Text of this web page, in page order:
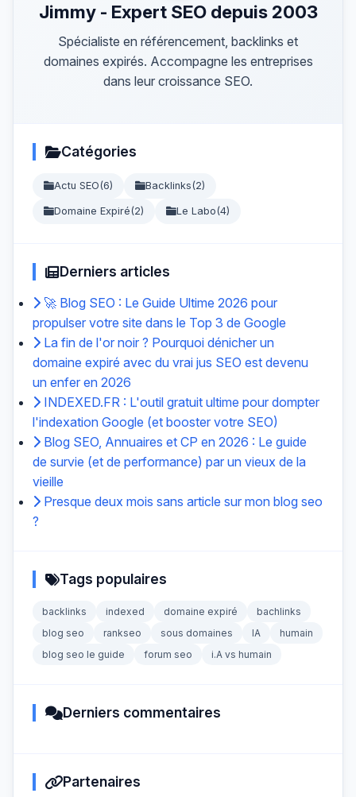
Jimmy - Expert SEO depuis 2003
Spécialiste en référencement, backlinks et
domaines expirés. Accompagne les entreprises
dans leur croissance SEO.
Catégories
Actu SEO(6) Backlinks(2)
Domaine Expiré(2) Le Labo(4)
Derniers articles
🚀 Blog SEO : Le Guide Ultime 2026 pour
propulser votre site dans le Top 3 de Google
La fin de l'or noir ? Pourquoi dénicher un
domaine expiré avec du vrai jus SEO est devenu
un enfer en 2026
INDEXED.FR : L'outil gratuit ultime pour dompter
l'indexation Google (et booster votre SEO)
Blog SEO, Annuaires et CP en 2026 : Le guide
de survie (et de performance) par un vieux de la
vieille
Presque deux mois sans article sur mon blog seo
?
Tags populaires
backlinks indexed domaine expiré
bachlinks
blog seo
rankseo sous domaines IA
humain
blog seo le guide
forum seo i.A vs humain
Derniers commentaires
Partenaires